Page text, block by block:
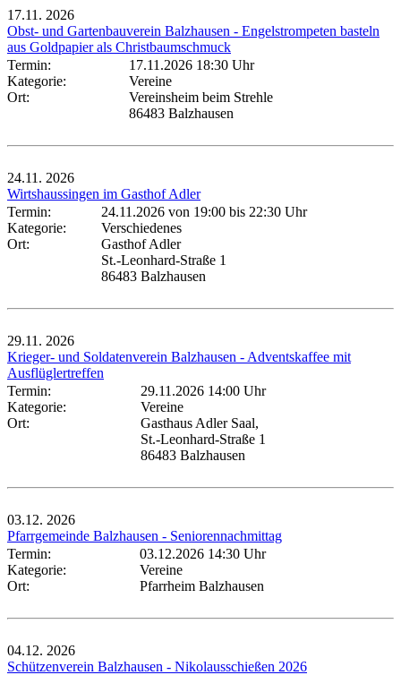
17.11. 2026
Obst- und Gartenbauverein Balzhausen - Engelstrompeten basteln
aus Goldpapier als Christbaumschmuck
Termin:
17.11.2026 18:30 Uhr
Kategorie:
Vereine
Ort:
Vereinsheim beim Strehle
86483 Balzhausen
24.11. 2026
Wirtshaussingen im Gasthof Adler
Termin:
24.11.2026 von 19:00 bis 22:30 Uhr
Kategorie:
Verschiedenes
Ort:
Gasthof Adler
St.-Leonhard-Straße 1
86483 Balzhausen
29.11. 2026
Krieger- und Soldatenverein Balzhausen - Adventskaffee mit
Ausflüglertreffen
Termin:
29.11.2026 14:00 Uhr
Kategorie:
Vereine
Ort:
Gasthaus Adler Saal,
St.-Leonhard-Straße 1
86483 Balzhausen
03.12. 2026
Pfarrgemeinde Balzhausen - Seniorennachmittag
Termin:
03.12.2026 14:30 Uhr
Kategorie:
Vereine
Ort:
Pfarrheim Balzhausen
04.12. 2026
Schützenverein Balzhausen - Nikolausschießen 2026